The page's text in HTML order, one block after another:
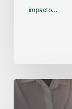
impacto…